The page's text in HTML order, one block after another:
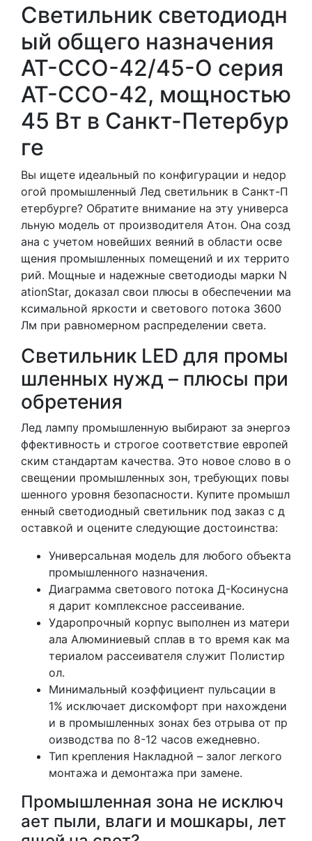
Светильник светодиодн
ый общего назначения
АТ-ССО-42/45-О серия
АТ-ССО-42, мощностью
45 Вт в Санкт-Петербур
ге
Вы ищете идеальный по конфигурации и недор
огой промышленный Лед светильник в Санкт-П
етербурге? Обратите внимание на эту универса
льную модель от производителя Атон. Она созд
ана с учетом новейших веяний в области осве
щения промышленных помещений и их террито
рий. Мощные и надежные светодиоды марки N
ationStar, доказал свои плюсы в обеспечении ма
ксимальной яркости и светового потока 3600
Лм при равномерном распределении света.
Светильник LED для промы
шленных нужд – плюсы при
обретения
Лед лампу промышленную выбирают за энергоэ
ффективность и строгое соответствие европей
ским стандартам качества. Это новое слово в о
свещении промышленных зон, требующих повы
шенного уровня безопасности. Купите промышл
енный светодиодный светильник под заказ с д
оставкой и оцените следующие достоинства:
Универсальная модель для любого объекта
промышленного назначения.
Диаграмма светового потока Д-Косинусна
я дарит комплексное рассеивание.
Ударопрочный корпус выполнен из матери
ала Алюминиевый сплав в то время как ма
териалом рассеивателя служит Полистир
ол.
Минимальный коэффициент пульсации в
1% исключает дискомфорт при нахождени
и в промышленных зонах без отрыва от пр
оизводства по 8-12 часов ежедневно.
Тип крепления Накладной – залог легкого
монтажа и демонтажа при замене.
Промышленная зона не исключ
ает пыли, влаги и мошкары, лет